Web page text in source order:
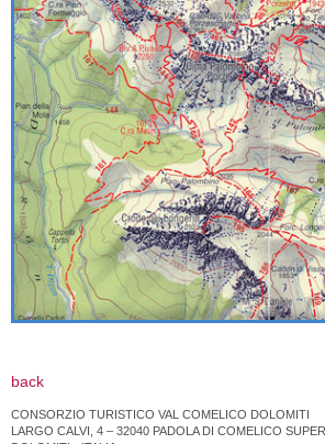
back
CONSORZIO TURISTICO VAL COMELICO DOLOMITI
LARGO CALVI, 4 – 32040 PADOLA DI COMELICO